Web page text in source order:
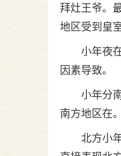
拜灶王爷。
地区受到皇
小年夜
因素导致。
小年分
南方地区在。
北方小